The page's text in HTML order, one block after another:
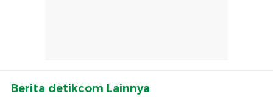
Berita detikcom Lainnya